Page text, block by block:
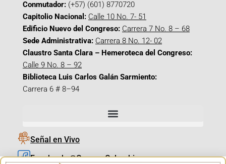
Conmutador: (+57) (601) 8770720
Capitolio Nacional: Calle 10 No. 7- 51
Edificio Nuevo del Congreso: Carrera 7 No. 8 – 68
Sede Administrativa: Carrera 8 No. 12- 02
Claustro Santa Clara – Hemeroteca del Congreso:
Calle 9 No. 8 – 92
Biblioteca Luis Carlos Galán Sarmiento:
Carrera 6 # 8–94
Señal en Vivo
Facebook_@CamaraColombia